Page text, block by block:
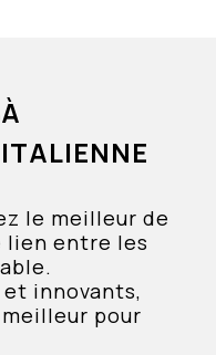
le meilleur de
lien entre les
innovants,
pour